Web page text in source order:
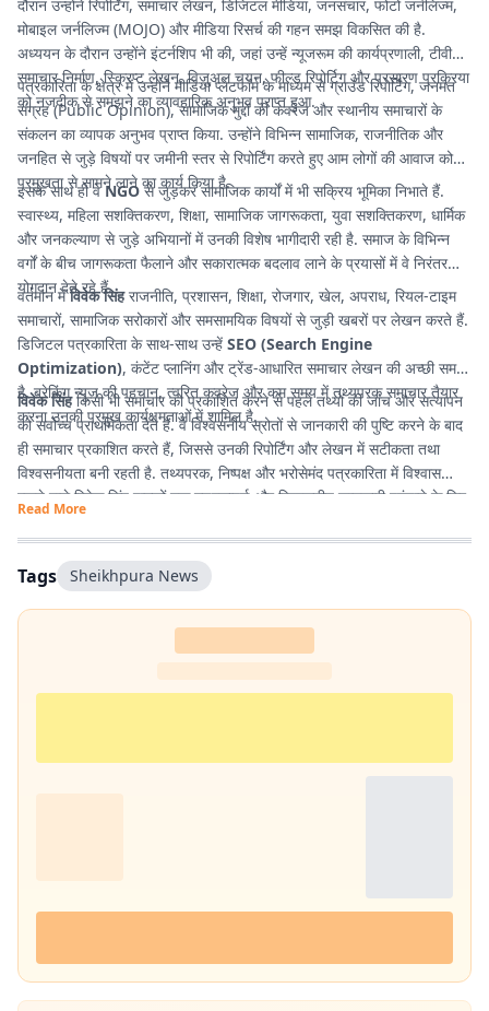
दौरान उन्होंने रिपोर्टिंग, समाचार लेखन, डिजिटल मीडिया, जनसंचार, फोटो जर्नलिज्म,
मोबाइल जर्नलिज्म (MOJO) और मीडिया रिसर्च की गहन समझ विकसित की है.
अध्ययन के दौरान उन्होंने इंटर्नशिप भी की, जहां उन्हें न्यूजरूम की कार्यप्रणाली, टीवी
समाचार निर्माण, स्क्रिप्ट लेखन, विजुअल चयन, फील्ड रिपोर्टिग और प्रसारण प्रक्रिया
को नजदीक से समझने का व्यावहारिक अनुभव प्राप्त हुआ.
पत्रकारिता के क्षेत्र में उन्होंने मीडिया प्लेटफॉर्म के माध्यम से ग्राउंड रिपोर्टिंग, जनमत
संग्रह (Public Opinion), सामाजिक मुद्दों की कवरेज और स्थानीय समाचारों के
संकलन का व्यापक अनुभव प्राप्त किया. उन्होंने विभिन्न सामाजिक, राजनीतिक और
जनहित से जुड़े विषयों पर जमीनी स्तर से रिपोर्टिंग करते हुए आम लोगों की आवाज को
प्रमुखता से सामने लाने का कार्य किया है.
इसके साथ ही वेNGOसे जुड़कर सामाजिक कार्यों में भी सक्रिय भूमिका निभाते हैं.
स्वास्थ्य, महिला सशक्तिकरण, शिक्षा, सामाजिक जागरूकता, युवा सशक्तिकरण, धार्मिक
और जनकल्याण से जुड़े अभियानों में उनकी विशेष भागीदारी रही है. समाज के विभिन्न
वर्गों के बीच जागरूकता फैलाने और सकारात्मक बदलाव लाने के प्रयासों में वे निरंतर
योगदान देते रहे हैं.
वर्तमान मेंविवेक सिंहराजनीति, प्रशासन, शिक्षा, रोजगार, खेल, अपराध, रियल-टाइम
समाचारों, सामाजिक सरोकारों और समसामयिक विषयों से जुड़ी खबरों पर लेखन करते हैं.
डिजिटल पत्रकारिता के साथ-साथ उन्हें SEO (Search Engine
Optimization), कंटेंट प्लानिंग और ट्रेंड-आधारित समाचार लेखन की अच्छी समझ
है. ब्रेकिंग न्यूज की पहचान, त्वरित कवरेज और कम समय में तथ्यपरक समाचार तैयार
करना उनकी प्रमुख कार्यक्षमताओं में शामिल है.
विवेक सिंहकिसी भी समाचार को प्रकाशित करने से पहले तथ्यों की जांच और सत्यापन
को सर्वोच्च प्राथमिकता देते हैं. वे विश्वसनीय स्रोतों से जानकारी की पुष्टि करने के बाद
ही समाचार प्रकाशित करते हैं, जिससे उनकी रिपोर्टिंग और लेखन में सटीकता तथा
विश्वसनीयता बनी रहती है. तथ्यपरक, निष्पक्ष और भरोसेमंद पत्रकारिता में विश्वास
रखने वाले विवेक सिंह पाठकों तक गुणवत्तापूर्ण और विश्वसनीय जानकारी पहुंचाने के लिए
प्रतिबद्ध हैं.
Read More
Tags Sheikhpura News